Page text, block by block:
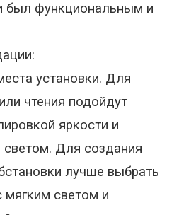
был функциональным и
установки. Для
чтения подойдут
яркости и
Для создания
лучше выбрать
мягким светом и